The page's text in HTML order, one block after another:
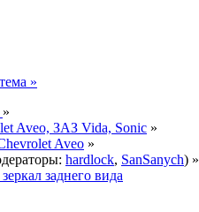
»
»
Aveo, ЗАЗ Vida, Sonic »
Aveo »
hardlock, SanSanych) »
заднего вида